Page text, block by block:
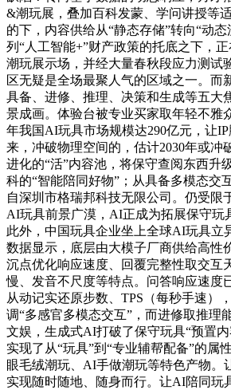
&潮玩展，叠加百科发蒙、学问讲授等
的下，内容供给从“静态存储”转向“动
列“人工智能+”财产政策的托底之下，
潮玩展示场，并经大量春秋段应力测试
区无疑是全场最聚人气的区域之一。而
具备、进修、推理、决策和生成等五大
景成画。体验台被专业买家取年轻不雅
年我国AI玩具市场规模达290亿元，让
来，冲破物理空间的，估计2030年或冲
进化的“活”内容池，将保守查阅东西升
科的“智能陪同好物”；从具备多模态交
自深圳市格瑞邦科技无限公司。仍受限
AI玩具前景广漠，AI正成为拓展保守玩
此外，中国玩具企业坐上全球AI玩具
数据显示，底层由大模子厂商供给高性
沉点优化响应速度、回覆完整性取交互
慢、发音不尺度等特点。问答响应速度
从动记实还原步数、TPS（每秒手速）
调“多感官多模态交互”，而进修取推理
文娱，生成式AI打破了保守玩具“预置内
实现了从“玩具”到“专业辅帮配备”的属
眼毛绒潮玩、AI手做潮玩等特色产物。
实现随时随地、随身而行。让AI陪同玩